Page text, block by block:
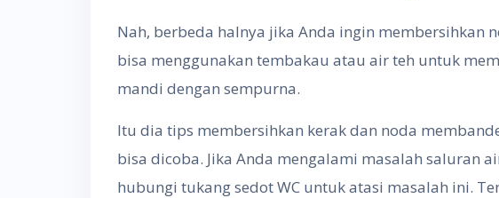
Nah, berbeda halnya jika Anda ingin membersihkan
bisa menggunakan tembakau atau air teh untuk
mandi dengan sempurna.
Itu dia tips membersihkan kerak dan noda
bisa dicoba. Jika Anda mengalami masalah saluran
hubungi tukang sedot WC untuk atasi masalah ini.